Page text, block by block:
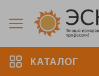
КАТАЛОГ